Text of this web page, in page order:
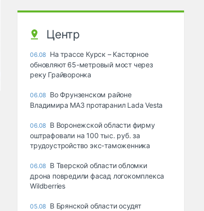
Центр
06.08 На трассе Курск – Касторное
обновляют 65-метровый мост через
реку Грайворонка
06.08 Во Фрунзенском районе
Владимира МАЗ протаранил Lada Vesta
06.08 В Воронежской области фирму
оштрафовали на 100 тыс. руб. за
трудоустройство экс-таможенника
06.08 В Тверской области обломки
дрона повредили фасад логокомплекса
Wildberries
05.08 В Брянской области осудят